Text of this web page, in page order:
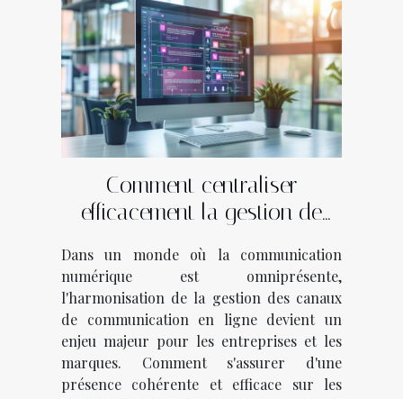
Comment centraliser
efficacement la gestion de
communication en ligne
Dans un monde où la communication
numérique est omniprésente,
l'harmonisation de la gestion des canaux
de communication en ligne devient un
enjeu majeur pour les entreprises et les
marques. Comment s'assurer d'une
présence cohérente et efficace sur les